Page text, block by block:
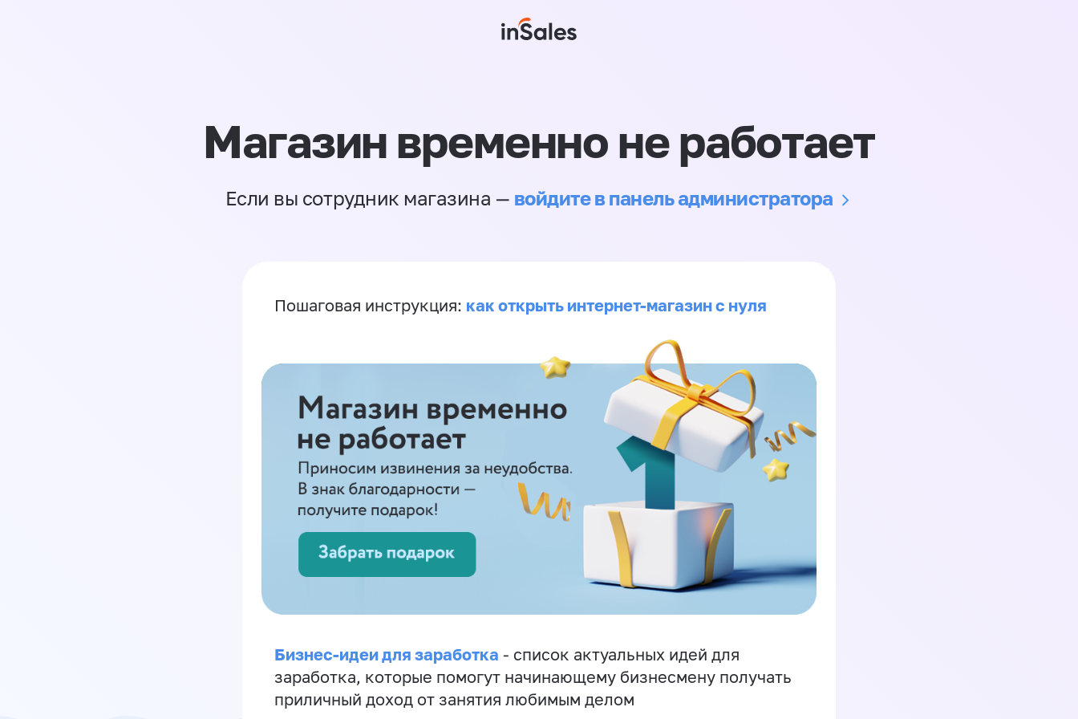
Магазин временно не работает
Если вы сотрудник магазина — войдите в панель администратора
Пошаговая инструкция: как открыть интернет-магазин с нуля
Бизнес-идеи для заработка - список актуальных идей для
заработка, которые помогут начинающему бизнесмену получать
приличный доход от занятия любимым делом